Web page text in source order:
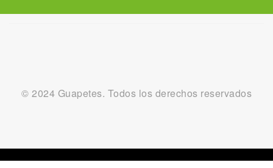
© 2024 Guapetes. Todos los derechos reservados